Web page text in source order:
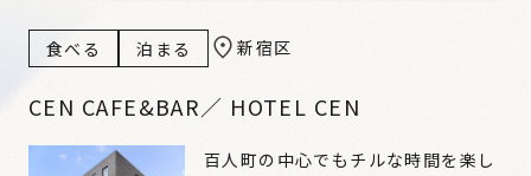
食べる 泊まる 新宿区
CEN CAFE&BAR／ HOTEL CEN
百人町の中心でもチルな時間を楽し